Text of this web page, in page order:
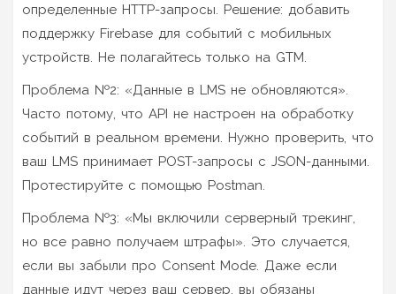
определенные HTTP-запросы. Решение: добавить
поддержку Firebase для событий с мобильных
устройств. Не полагайтесь только на GTM.
Проблема №2: «Данные в LMS не обновляются».
Часто потому, что API не настроен на обработку
событий в реальном времени. Нужно проверить, что
ваш LMS принимает POST-запросы с JSON-данными.
Протестируйте с помощью Postman.
Проблема №3: «Мы включили серверный трекинг,
но все равно получаем штрафы». Это случается,
если вы забыли про Consent Mode. Даже если
данные идут через ваш сервер, вы обязаны